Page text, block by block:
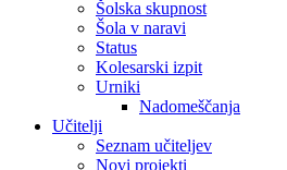
Šolska skupnost
Šola v naravi
Status
Kolesarski izpit
Urniki
Nadomeščanja
Učitelji
Seznam učiteljev
Novi projekti